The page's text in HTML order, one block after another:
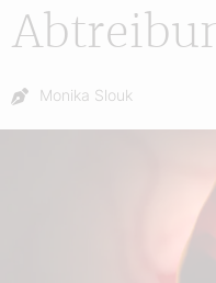
Autor:
Monika Slouk